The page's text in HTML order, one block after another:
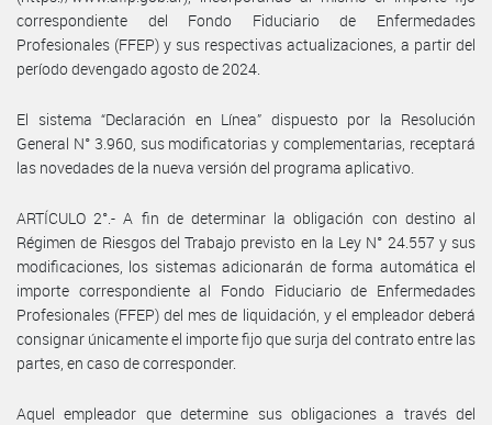
correspondiente del Fondo Fiduciario de Enfermedades
Profesionales (FFEP) y sus respectivas actualizaciones, a partir del
período devengado agosto de 2024.
El sistema “Declaración en Línea” dispuesto por la Resolución
General N° 3.960, sus modificatorias y complementarias, receptará
las novedades de la nueva versión del programa aplicativo.
ARTÍCULO 2°.- A fin de determinar la obligación con destino al
Régimen de Riesgos del Trabajo previsto en la Ley N° 24.557 y sus
modificaciones, los sistemas adicionarán de forma automática el
importe correspondiente al Fondo Fiduciario de Enfermedades
Profesionales (FFEP) del mes de liquidación, y el empleador deberá
consignar únicamente el importe fijo que surja del contrato entre las
partes, en caso de corresponder.
Aquel empleador que determine sus obligaciones a través del